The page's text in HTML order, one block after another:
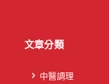
文章分類
中醫調理